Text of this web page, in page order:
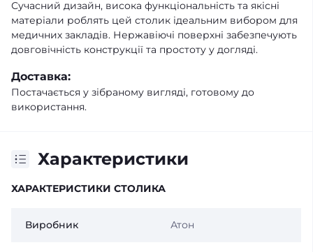
Сучасний дизайн, висока функціональність та якісні
матеріали роблять цей столик ідеальним вибором для
медичних закладів. Нержавіючі поверхні забезпечують
довговічність конструкції та простоту у догляді.
Доставка:
Постачається у зібраному вигляді, готовому до
використання.
Характеристики
ХАРАКТЕРИСТИКИ СТОЛИКА
Виробник Атон